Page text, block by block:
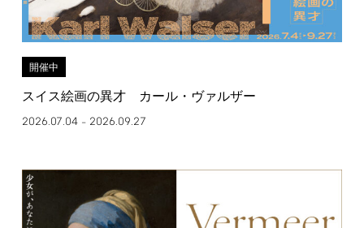
開催中
スイス絵画の異才 カール・ヴァルザー
2026.07.04– 2026.09.27